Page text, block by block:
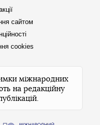
сайтом
cookies
міжнародних
на редакційну